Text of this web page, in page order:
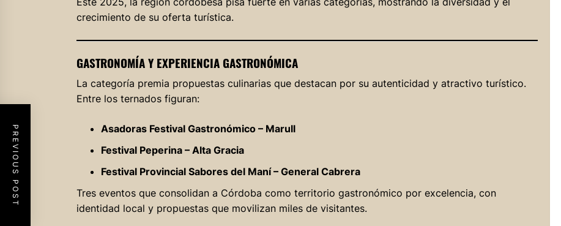
crecimiento de su oferta turística.
GASTRONOMÍA Y EXPERIENCIA GASTRONÓMICA
La categoría premia propuestas culinarias que destacan por su autenticidad y atractivo turístico.
Entre los ternados figuran:
Asadoras Festival Gastronómico – Marull
Festival Peperina – Alta Gracia
Festival Provincial Sabores del Maní – General Cabrera
Tres eventos que consolidan a Córdoba como territorio gastronómico por excelencia, con
identidad local y propuestas que movilizan miles de visitantes.
PREVIOUS POST